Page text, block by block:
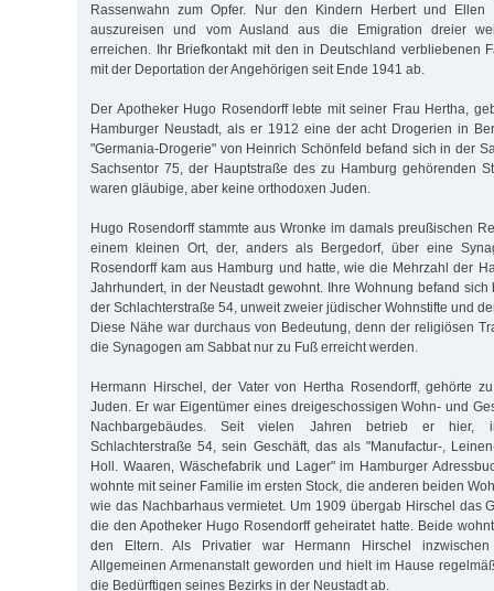
Rassenwahn zum Opfer. Nur den Kindern Herbert und Ellen
auszureisen und vom Ausland aus die Emigration dreier
erreichen. Ihr Briefkontakt mit den in Deutschland verbliebenen
mit der Deportation der Angehörigen seit Ende 1941 ab.
Der Apotheker Hugo Rosendorff lebte mit seiner Frau Hertha,
Hamburger Neustadt, als er 1912 eine der acht Drogerien in
"Germania-Drogerie" von Heinrich Schönfeld befand sich in der
Sachsentor 75, der Hauptstraße des zu Hamburg gehörenden
waren gläubige, aber keine orthodoxen Juden.
Hugo Rosendorff stammte aus Wronke im damals preußischen
einem kleinen Ort, der, anders als Bergedorf, über eine
Rosendorff kam aus Hamburg und hatte, wie die Mehrzahl der
Jahrhundert, in der Neustadt gewohnt. Ihre Wohnung befand sich
der Schlachterstraße 54, unweit zweier jüdischer Wohnstifte und
Diese Nähe war durchaus von Bedeutung, denn der religiösen
die Synagogen am Sabbat nur zu Fuß erreicht werden.
Hermann Hirschel, der Vater von Hertha Rosendorff, gehörte
Juden. Er war Eigentümer eines dreigeschossigen Wohn- und
Nachbargebäudes. Seit vielen Jahren betrieb er hier,
Schlachterstraße 54, sein Geschäft, das als "Manufactur-,
Holl. Waaren, Wäschefabrik und Lager" im Hamburger
wohnte mit seiner Familie im ersten Stock, die anderen beiden
wie das Nachbarhaus vermietet. Um 1909 übergab Hirschel das
die den Apotheker Hugo Rosendorff geheiratet hatte. Beide
den Eltern. Als Privatier war Hermann Hirschel inzwischen
Allgemeinen Armenanstalt geworden und hielt im Hause
die Bedürftigen seines Bezirks in der Neustadt ab.